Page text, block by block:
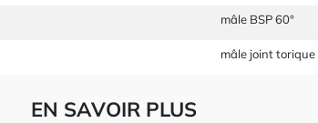
mâle BSP 60°
mâle joint torique
EN SAVOIR PLUS